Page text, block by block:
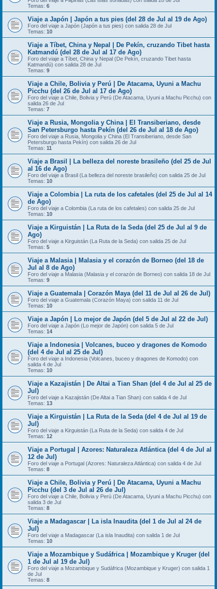
Temas: 6
Viaje a Japón | Japón a tus pies (del 28 de Jul al 19 de Ago)
Foro del viaje a Japón (Japón a tus pies) con salida 28 de Jul
Temas: 10
Viaje a Tíbet, China y Nepal | De Pekín, cruzando Tibet hasta
Katmandú (del 28 de Jul al 17 de Ago)
Foro del viaje a Tíbet, China y Nepal (De Pekín, cruzando Tibet hasta
Katmandú) con salida 28 de Jul
Temas: 9
Viaje a Chile, Bolivia y Perú | De Atacama, Uyuni a Machu
Picchu (del 26 de Jul al 17 de Ago)
Foro del viaje a Chile, Bolivia y Perú (De Atacama, Uyuni a Machu Picchu) con
salida 26 de Jul
Temas: 7
Viaje a Rusia, Mongolia y China | El Transiberiano, desde
San Petersburgo hasta Pekín (del 26 de Jul al 18 de Ago)
Foro del viaje a Rusia, Mongolia y China (El Transiberiano, desde San
Petersburgo hasta Pekín) con salida 26 de Jul
Temas: 11
Viaje a Brasil | La belleza del noreste brasileño (del 25 de Jul
al 16 de Ago)
Foro del viaje a Brasil (La belleza del noreste brasileño) con salida 25 de Jul
Temas: 10
Viaje a Colombia | La ruta de los cafetales (del 25 de Jul al 14
de Ago)
Foro del viaje a Colombia (La ruta de los cafetales) con salida 25 de Jul
Temas: 10
Viaje a Kirguistán | La Ruta de la Seda (del 25 de Jul al 9 de
Ago)
Foro del viaje a Kirguistán (La Ruta de la Seda) con salida 25 de Jul
Temas: 5
Viaje a Malasia | Malasia y el corazón de Borneo (del 18 de
Jul al 8 de Ago)
Foro del viaje a Malasia (Malasia y el corazón de Borneo) con salida 18 de Jul
Temas: 9
Viaje a Guatemala | Corazón Maya (del 11 de Jul al 26 de Jul)
Foro del viaje a Guatemala (Corazón Maya) con salida 11 de Jul
Temas: 10
Viaje a Japón | Lo mejor de Japón (del 5 de Jul al 22 de Jul)
Foro del viaje a Japón (Lo mejor de Japón) con salida 5 de Jul
Temas: 14
Viaje a Indonesia | Volcanes, buceo y dragones de Komodo
(del 4 de Jul al 25 de Jul)
Foro del viaje a Indonesia (Volcanes, buceo y dragones de Komodo) con
salida 4 de Jul
Temas: 10
Viaje a Kazajistán | De Altai a Tian Shan (del 4 de Jul al 25 de
Jul)
Foro del viaje a Kazajistán (De Altai a Tian Shan) con salida 4 de Jul
Temas: 13
Viaje a Kirguistán | La Ruta de la Seda (del 4 de Jul al 19 de
Jul)
Foro del viaje a Kirguistán (La Ruta de la Seda) con salida 4 de Jul
Temas: 12
Viaje a Portugal | Azores: Naturaleza Atlántica (del 4 de Jul al
12 de Jul)
Foro del viaje a Portugal (Azores: Naturaleza Atlántica) con salida 4 de Jul
Temas: 8
Viaje a Chile, Bolivia y Perú | De Atacama, Uyuni a Machu
Picchu (del 3 de Jul al 26 de Jul)
Foro del viaje a Chile, Bolivia y Perú (De Atacama, Uyuni a Machu Picchu) con
salida 3 de Jul
Temas: 8
Viaje a Madagascar | La isla Inaudita (del 1 de Jul al 24 de
Jul)
Foro del viaje a Madagascar (La isla Inaudita) con salida 1 de Jul
Temas: 10
Viaje a Mozambique y Sudáfrica | Mozambique y Kruger (del
1 de Jul al 19 de Jul)
Foro del viaje a Mozambique y Sudáfrica (Mozambique y Kruger) con salida 1
de Jul
Temas: 8